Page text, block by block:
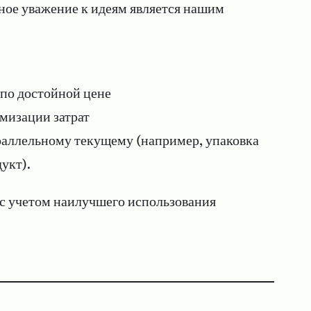
уважение к идеям является нашим
достойной цене
затрат
текущему (например, упаковка
учетом наилучшего использования